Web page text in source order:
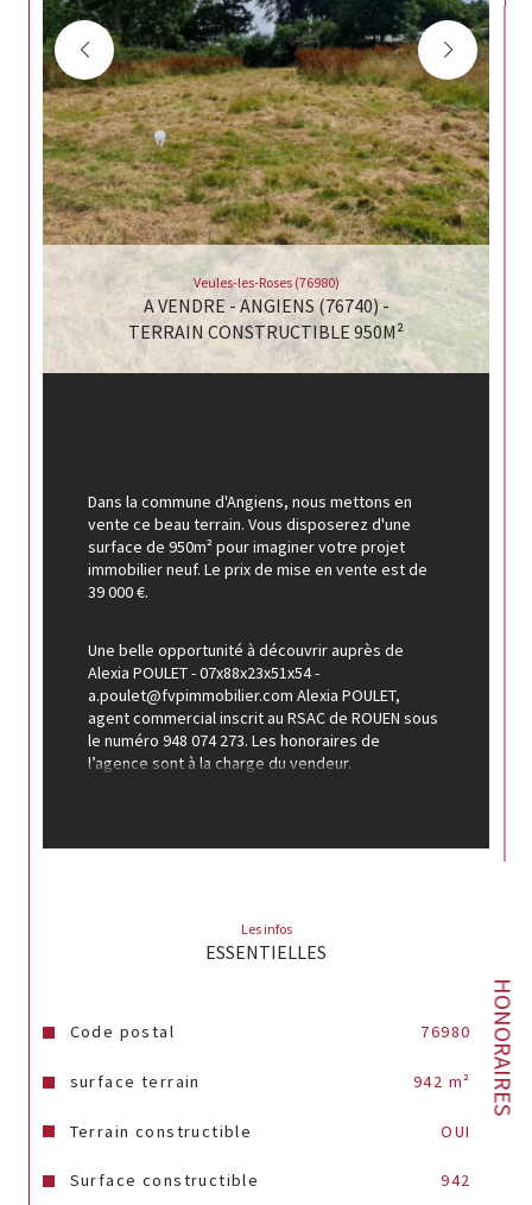
HONORAIRES
Veules-les-Roses (76980)
A VENDRE - ANGIENS (76740) -
TERRAIN CONSTRUCTIBLE 950M²
Les infos
ESSENTIELLES
Caractéristiques Valeurs
Code postal 76980
surface terrain 942 m²
Terrain constructible OUI
Surface constructible 942
Dans la commune d'Angiens, nous mettons en
vente ce beau terrain. Vous disposerez d'une
surface de 950m² pour imaginer votre projet
immobilier neuf. Le prix de mise en vente est de
39 000 €.
Une belle opportunité à découvrir auprès de
Alexia POULET - 07x88x23x51x54 -
a.poulet@fvpimmobilier.com Alexia POULET,
agent commercial inscrit au RSAC de ROUEN sous
le numéro 948 074 273. Les honoraires de
l’agence sont à la charge du vendeur.
Les informations sur les risques auxquels ce bien
IMMOBILIER, 131 rue Eugène Delpierre - 76740
FONTAINE-LE-DUN.